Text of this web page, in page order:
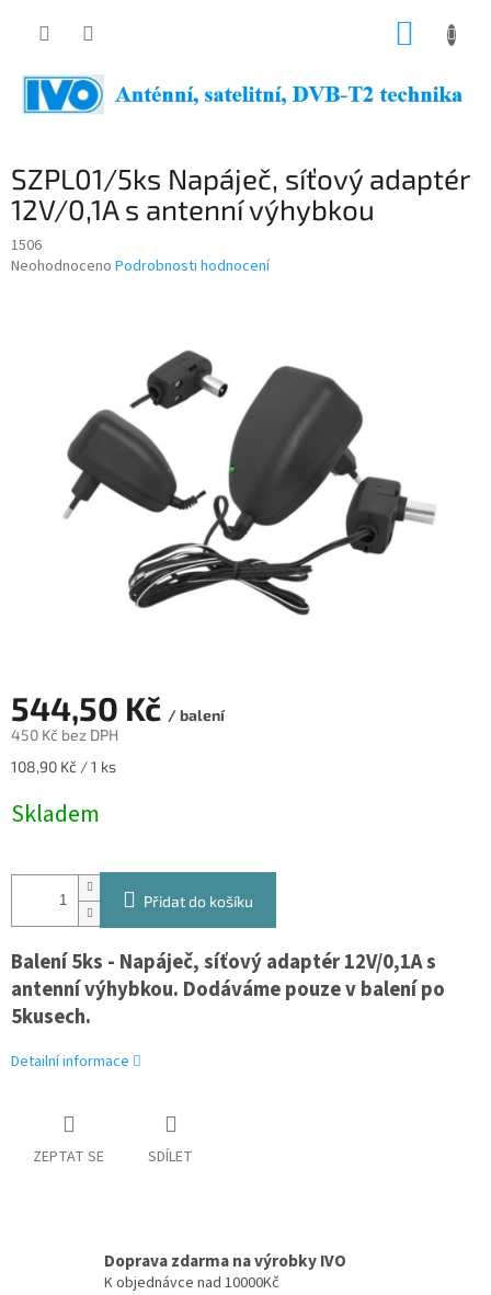
SZPL01/5ks Napáječ, síťový adaptér
12V/0,1A s antenní výhybkou
1506
Průměrné
Neohodnoceno Podrobnosti hodnocení
544,50 Kč / balení
450 Kč bez DPH
Měrná
108,90 Kč / 1 ks
Skladem
Přidat do košíku
Balení 5ks - Napáječ, síťový adaptér 12V/0,1A s
antenní výhybkou. Dodáváme pouze v balení po
5kusech.
Detailní informace
ZEPTAT SE SDÍLET
Doprava zdarma na výrobky IVO
K objednávce nad 10000Kč